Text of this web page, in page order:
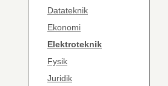
Datateknik
Ekonomi
Elektroteknik
Fysik
Juridik